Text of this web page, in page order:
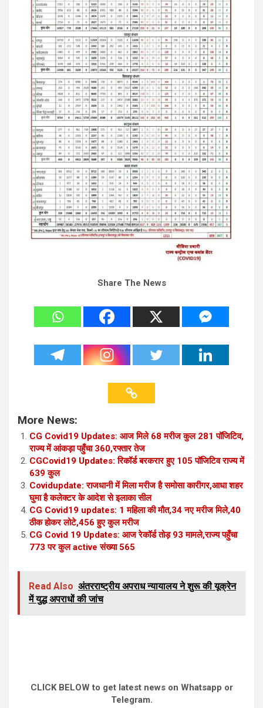
Share The News
More News:
CG Covid19 Updates: आज मिले 68 मरीज कुल 281 पॉजिटिव,
राज्य में आंकड़ा पहुँचा 360,रफ्तार तेज
CGCovid19 Updates: रिकॉर्ड बरकरार हुए 105 पॉजिटिव राज्य में
639 कुल
Covidupdate: राजधानी में मिला मरीज है समोसा कारीगर,आधा शहर
घुमा है कलेक्टर के आदेश से इलाका सील
CG Covid19 updates: 1 महिला की मौत,34 नए मरीज मिले,40
ठीक होकर लोटे,456 हुए कुल मरीज
CG Covid 19 Updates: आज रेकॉर्ड तोड़ 93 मामले,राज्य पहुँचा
773 पर कुल active संख्या 565
Read Also अंतरराष्ट्रीय अपराध न्यायालय ने शुरू की यूक्रेन
में युद्ध अपराधों की जांच
CLICK BELOW to get latest news on Whatsapp or
Telegram.